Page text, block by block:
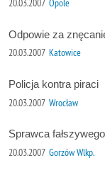
20.03.2007 Opole
Odpowie za
20.03.2007 Katowice
Policja kontra piraci
20.03.2007 Wrocław
Sprawca
20.03.2007 Gorzów Wlkp.